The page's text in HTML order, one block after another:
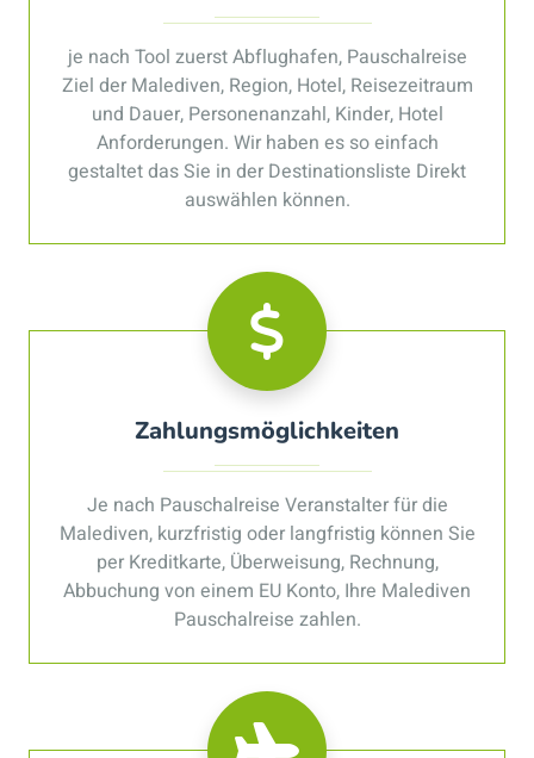
je nach Tool zuerst Abflughafen, Pauschalreise
Ziel der Malediven, Region, Hotel, Reisezeitraum
und Dauer, Personenanzahl, Kinder, Hotel
Anforderungen. Wir haben es so einfach
gestaltet das Sie in der Destinationsliste Direkt
auswählen können.
Zahlungsmöglichkeiten
Je nach Pauschalreise Veranstalter für die
Malediven, kurzfristig oder langfristig können Sie
per Kreditkarte, Überweisung, Rechnung,
Abbuchung von einem EU Konto, Ihre Malediven
Pauschalreise zahlen.